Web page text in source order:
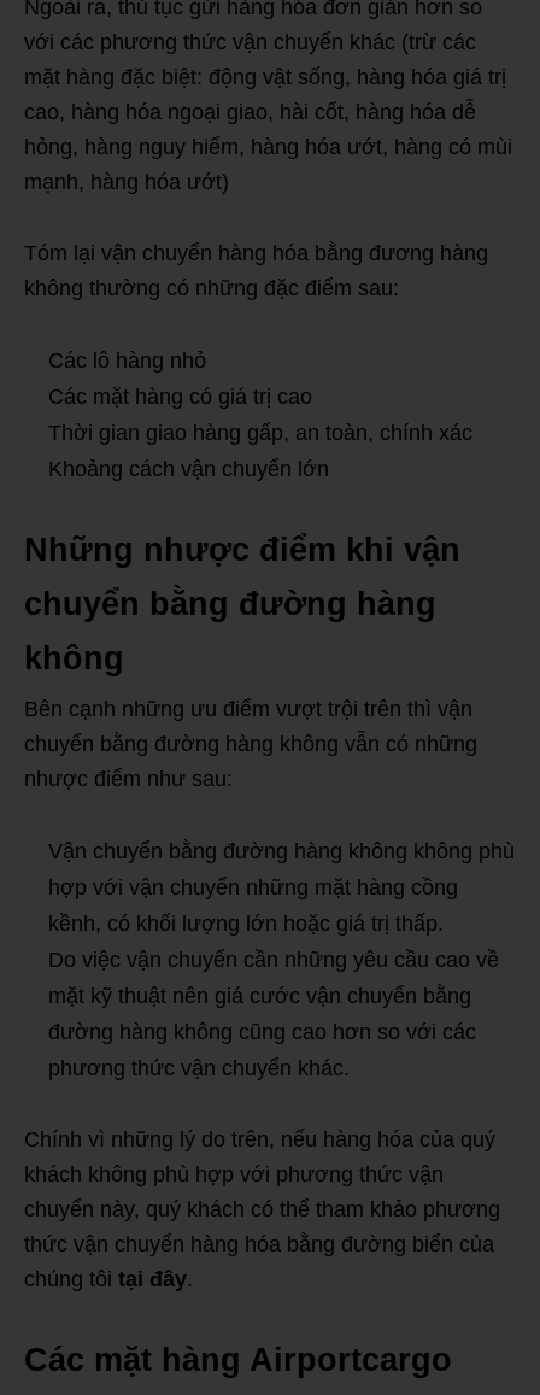
Ngoài ra, thủ tục gửi hàng hóa đơn giản hơn so
với các phương thức vận chuyển khác (trừ các
mặt hàng đặc biệt: động vật sống, hàng hóa giá trị
cao, hàng hóa ngoại giao, hài cốt, hàng hóa dễ
hỏng, hàng nguy hiểm, hàng hóa ướt, hàng có mùi
mạnh, hàng hóa ướt)
Tóm lại vận chuyển hàng hóa bằng đương hàng
không thường có những đặc điểm sau:
Các lô hàng nhỏ
Các mặt hàng có giá trị cao
Thời gian giao hàng gấp, an toàn, chính xác
Khoảng cách vận chuyển lớn
Những nhược điểm khi vận
chuyển bằng đường hàng
không
Bên cạnh những ưu điểm vượt trội trên thì vận
chuyển bằng đường hàng không vẫn có những
nhược điểm như sau:
Vận chuyển bằng đường hàng không không phù
hợp với vận chuyển những mặt hàng cồng
kềnh, có khối lượng lớn hoặc giá trị thấp.
Do việc vận chuyển cần những yêu cầu cao về
mặt kỹ thuật nên giá cước vận chuyển bằng
đường hàng không cũng cao hơn so với các
phương thức vận chuyển khác.
Chính vì những lý do trên, nếu hàng hóa của quý
khách không phù hợp với phương thức vận
chuyển này, quý khách có thể tham khảo phương
thức vận chuyển hàng hóa bằng đường biển của
chúng tôi tại đây.
Các mặt hàng Airportcargo